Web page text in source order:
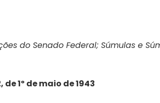
do Senado Federal; Súmulas e
1º de maio de 1943